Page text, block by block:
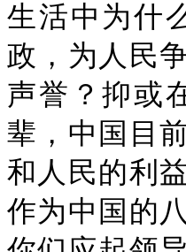
生活中为什
政，为人民
声誉？抑或
辈，中国目
和人民的利
作为中国的